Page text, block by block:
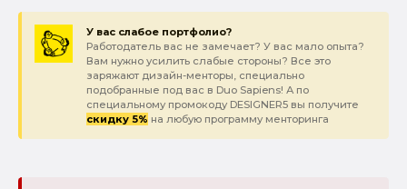
У вас слабое портфолио?
Работодатель вас не замечает? У вас мало опыта?
Вам нужно усилить слабые стороны? Все это
заряжают дизайн-менторы, специально
подобранные под вас в Duo Sapiens! А по
специальному промокоду DESIGNER5 вы получите
скидку 5% на любую программу менторинга